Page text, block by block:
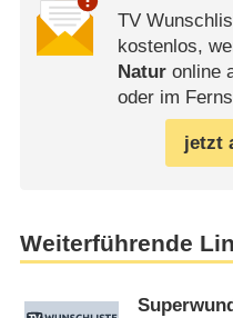
TV
kostenlos,
Naturonline
oder im
jetzt
Weiterführende